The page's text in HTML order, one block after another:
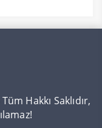
Hakkı Saklıdır,